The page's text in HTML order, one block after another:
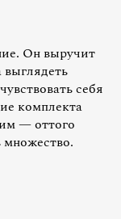
Он выручит
выглядеть
себя
комплекта
— оттого